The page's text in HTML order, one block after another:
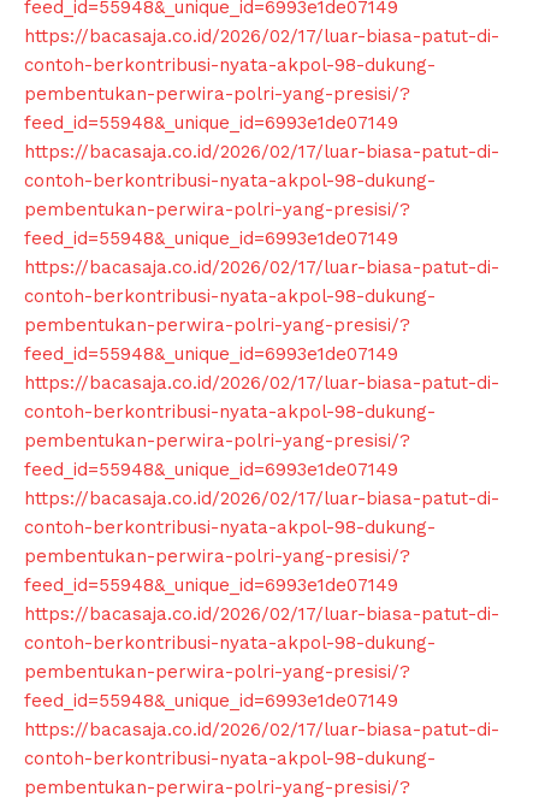
feed_id=55948&_unique_id=6993e1de07149
https://bacasaja.co.id/2026/02/17/luar-biasa-patut-di-
contoh-berkontribusi-nyata-akpol-98-dukung-
pembentukan-perwira-polri-yang-presisi/?
feed_id=55948&_unique_id=6993e1de07149
https://bacasaja.co.id/2026/02/17/luar-biasa-patut-di-
contoh-berkontribusi-nyata-akpol-98-dukung-
pembentukan-perwira-polri-yang-presisi/?
feed_id=55948&_unique_id=6993e1de07149
https://bacasaja.co.id/2026/02/17/luar-biasa-patut-di-
contoh-berkontribusi-nyata-akpol-98-dukung-
pembentukan-perwira-polri-yang-presisi/?
feed_id=55948&_unique_id=6993e1de07149
https://bacasaja.co.id/2026/02/17/luar-biasa-patut-di-
contoh-berkontribusi-nyata-akpol-98-dukung-
pembentukan-perwira-polri-yang-presisi/?
feed_id=55948&_unique_id=6993e1de07149
https://bacasaja.co.id/2026/02/17/luar-biasa-patut-di-
contoh-berkontribusi-nyata-akpol-98-dukung-
pembentukan-perwira-polri-yang-presisi/?
feed_id=55948&_unique_id=6993e1de07149
https://bacasaja.co.id/2026/02/17/luar-biasa-patut-di-
contoh-berkontribusi-nyata-akpol-98-dukung-
pembentukan-perwira-polri-yang-presisi/?
feed_id=55948&_unique_id=6993e1de07149
https://bacasaja.co.id/2026/02/17/luar-biasa-patut-di-
contoh-berkontribusi-nyata-akpol-98-dukung-
pembentukan-perwira-polri-yang-presisi/?